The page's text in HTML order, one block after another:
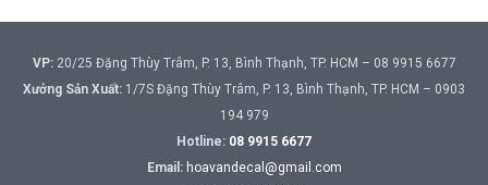
VP:20/25 Đặng Thùy Trâm, P. 13, Bình Thạnh, TP. HCM – 08 9915 6677
Xưởng Sản Xuất: 1/7S Đặng Thùy Trâm, P. 13, Bình Thạnh, TP. HCM – 0903
194 979
Hotline: 08 9915 6677
Email: hoavandecal@gmail.com